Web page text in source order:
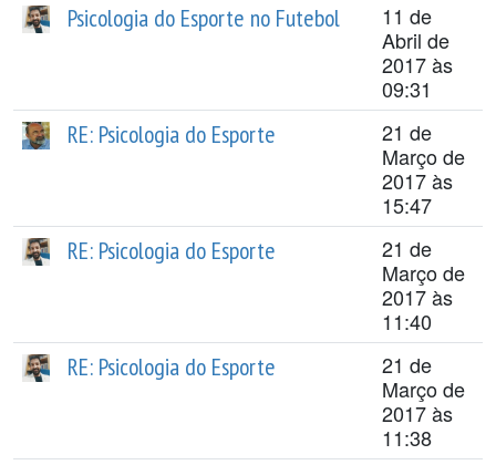
Psicologia do Esporte no Futebol
11 de
Abril de
2017 às
09:31
RE: Psicologia do Esporte
21 de
Março de
2017 às
15:47
RE: Psicologia do Esporte
21 de
Março de
2017 às
11:40
RE: Psicologia do Esporte
21 de
Março de
2017 às
11:38